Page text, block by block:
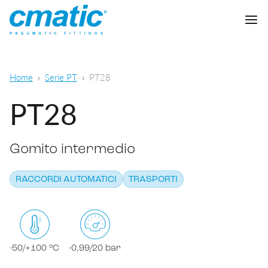
Raccordi a calzamento
Raccordi a ogiva
Raccordi standard
Alimentare e chimico-farmaceutico
Lubrificazione
Cmatic Lab
Qualità
Rete Vendita
Download
SCARICA CATALOGO
Home Serie PT PT28
PT28
Gomito intermedio
RACCORDI AUTOMATICI TRASPORTI
-50/+100 °C -0,99/20 bar